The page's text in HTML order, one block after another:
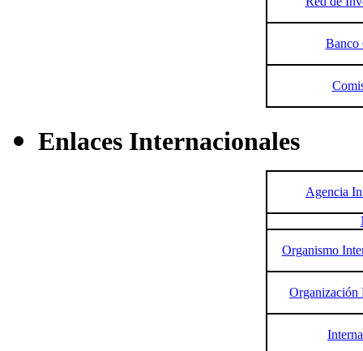
Banco
Enlaces Internacionales
Agencia
Organismo
Organización